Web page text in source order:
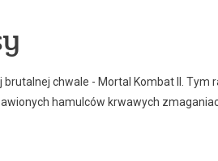
chwale - Mortal Kombat II. Tym
hamulców krwawych